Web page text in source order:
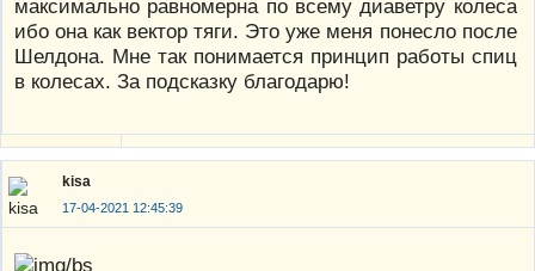
максимально равномерна по всему диаветру колеса
ибо она как вектор тяги. Это уже меня понесло после
Шелдона. Мне так понимается принцип работы спиц
в колесах. За подсказку благодарю!
kisa
17-04-2021 12:45:39